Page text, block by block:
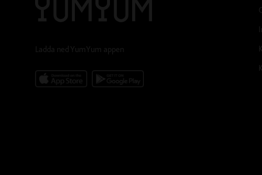
Ladda ned YumYum appen